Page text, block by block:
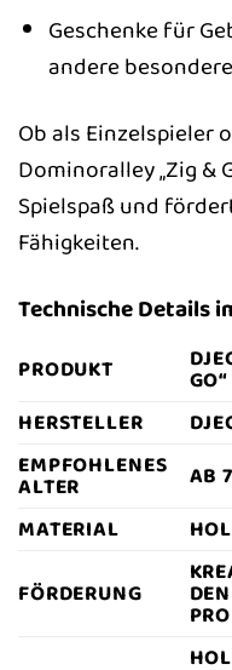
Geschenke für
andere
Ob als Einzelspieler
Dominoralley „Zig &
Spielspaß und
Fähigkeiten.
Technische Details
PRODUKT
GO“
HERSTELLER
EMPFOHLENES
ALTER
AB
MATERIAL
FÖRDERUNG